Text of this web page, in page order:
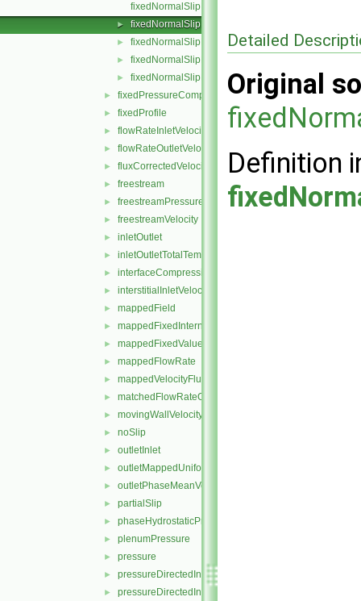
fixedNormalSlipFvPatchField.C
► fixedNormalSlipFvPatchField.H
► fixedNormalSlipFvPatchFields.C
► fixedNormalSlipFvPatchFields.H
► fixedNormalSlipFvPatchFieldsFwd.H
► fixedPressureCompressibleDensity
► fixedProfile
► flowRateInletVelocity
► flowRateOutletVelocity
► fluxCorrectedVelocity
► freestream
► freestreamPressure
► freestreamVelocity
► inletOutlet
► inletOutletTotalTemperature
► interfaceCompression
► interstitialInletVelocity
► mappedField
► mappedFixedInternalValue
► mappedFixedValue
► mappedFlowRate
► mappedVelocityFluxFixedValue
► matchedFlowRateOutletVelocity
► movingWallVelocity
► noSlip
► outletInlet
► outletMappedUniformInlet
► outletPhaseMeanVelocity
► partialSlip
► phaseHydrostaticPressure
► plenumPressure
► pressure
► pressureDirectedInletOutletVelocity
► pressureDirectedInletVelocity
Detailed
Original
Definition